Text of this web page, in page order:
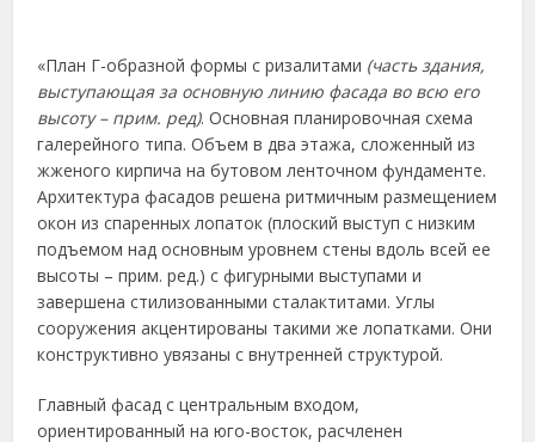
«План Г-образной формы с ризалитами (часть здания,
выступающая за основную линию фасада во всю его
высоту – прим. ред). Основная планировочная схема
галерейного типа. Объем в два этажа, сложенный из
жженого кирпича на бутовом ленточном фундаменте.
Архитектура фасадов решена ритмичным размещением
окон из спаренных лопаток (плоский выступ с низким
подъемом над основным уровнем стены вдоль всей ее
высоты – прим. ред.) с фигурными выступами и
завершена стилизованными сталактитами. Углы
сооружения акцентированы такими же лопатками. Они
конструктивно увязаны с внутренней структурой.
Главный фасад с центральным входом,
ориентированный на юго-восток, расчленен